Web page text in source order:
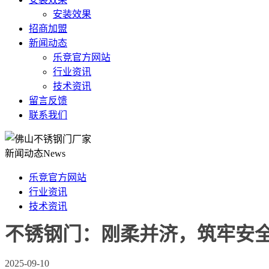
安装效果
招商加盟
新闻动态
乐竞官方网站
行业资讯
技术资讯
留言反馈
联系我们
新闻动态News
乐竞官方网站
行业资讯
技术资讯
不锈钢门：刚柔并济，筑牢安
2025-09-10